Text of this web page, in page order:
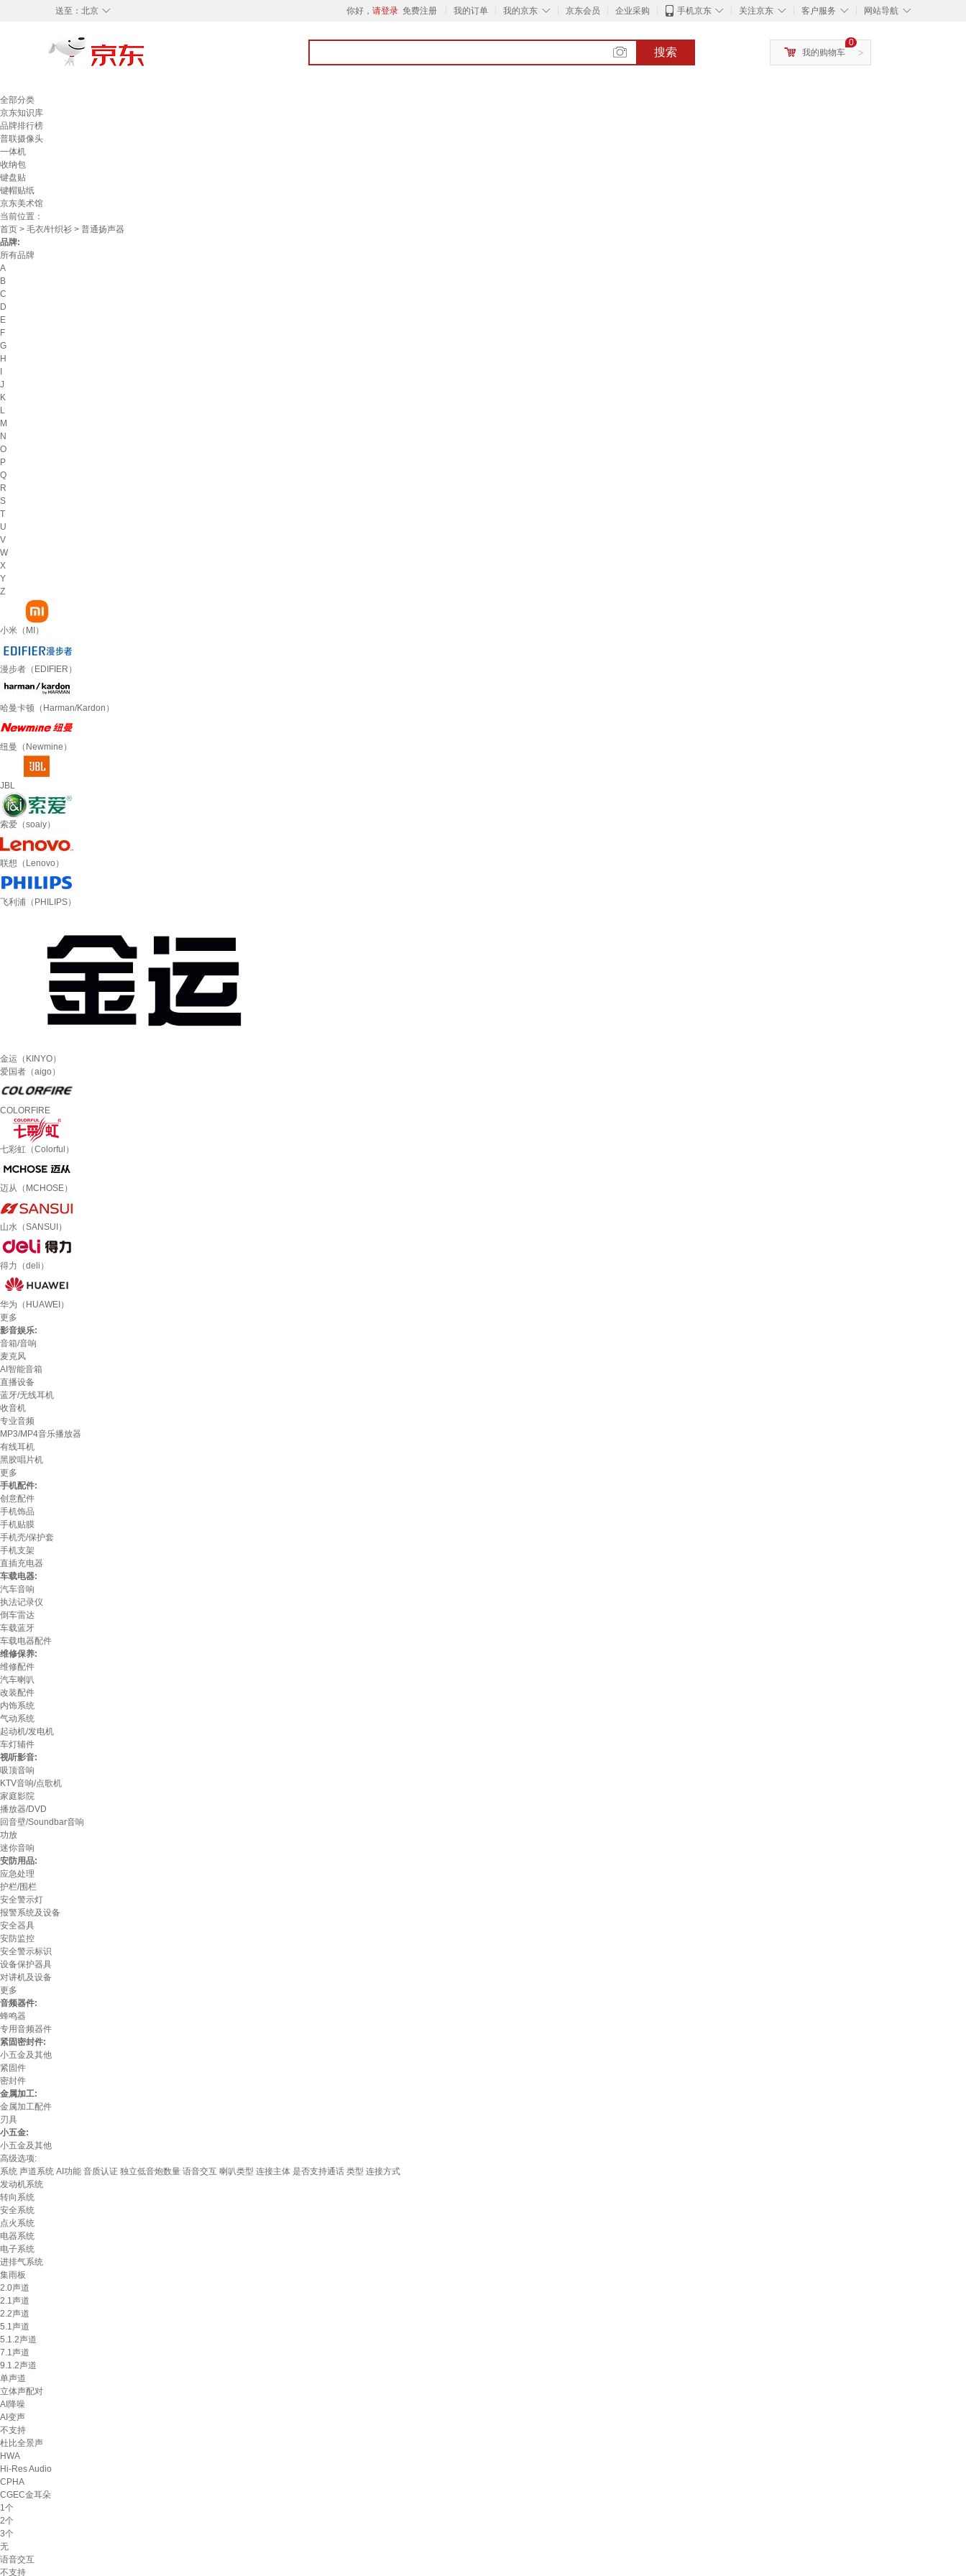
◇
送至： 北京 你好， 请登录 免费注册 我的订单 ◇
我的京东 京东会员 企业采购 ◇
手机京东 ◇
关注京东 ◇
客户服务 ◇
网站导航
搜索 >
0
我的购物车
全部分类
京东知识库
品牌排行榜
普联摄像头
一体机
收纳包
键盘贴
键帽贴纸
京东美术馆
当前位置：
首页 > 毛衣/针织衫 > 普通扬声器
品牌:
所有品牌
A
B
C
D
E
F
G
H
J
K
L
M
N
O
P
Q
R
S
T
U
V
W
X
Y
Z
小米（MI）
漫步者（EDIFIER）
哈曼卡顿（Harman/Kardon）
纽曼（Newmine）
JBL
索爱（soaiy）
联想（Lenovo）
飞利浦（PHILIPS）
金运（KINYO）
爱国者（aigo）
COLORFIRE
七彩虹（Colorful）
迈从（MCHOSE）
山水（SANSUI）
得力（deli）
华为（HUAWEI）
更多
影音娱乐:
音箱/音响
麦克风
AI智能音箱
直播设备
蓝牙/无线耳机
收音机
专业音频
MP3/MP4音乐播放器
有线耳机
黑胶唱片机
更多
手机配件:
创意配件
手机饰品
手机贴膜
手机壳/保护套
手机支架
直插充电器
车载电器:
汽车音响
执法记录仪
倒车雷达
车载蓝牙
车载电器配件
维修保养:
维修配件
汽车喇叭
改装配件
内饰系统
气动系统
起动机/发电机
车灯辅件
视听影音:
吸顶音响
KTV音响/点歌机
家庭影院
播放器/DVD
回音壁/Soundbar音响
功放
迷你音响
安防用品:
应急处理
护栏/围栏
安全警示灯
报警系统及设备
安全器具
安防监控
安全警示标识
设备保护器具
对讲机及设备
更多
音频器件:
蜂鸣器
专用音频器件
紧固密封件:
小五金及其他
紧固件
密封件
金属加工:
金属加工配件
刃具
小五金:
小五金及其他
高级选项:
系统 声道系统 AI功能 音质认证 独立低音炮数量 语音交互 喇叭类型 连接主体 是否支持通话 类型 连接方式
发动机系统
转向系统
安全系统
点火系统
电器系统
电子系统
进排气系统
集雨板
2.0声道
2.1声道
2.2声道
5.1声道
5.1.2声道
7.1声道
9.1.2声道
单声道
立体声配对
AI降噪
AI变声
不支持
杜比全景声
HWA
Hi-Res Audio
CPHA
CGEC金耳朵
1个
2个
3个
无
语音交互
不支持